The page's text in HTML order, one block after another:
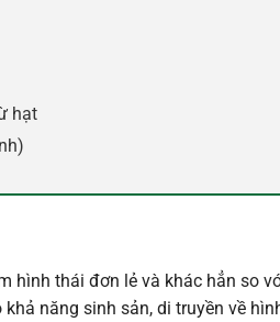
hạt
hình thái đơn lẻ và khác hẳn so
năng sinh sản, di truyền về